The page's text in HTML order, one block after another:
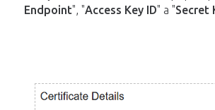
Endpoint", "Access Key ID" a "Secret